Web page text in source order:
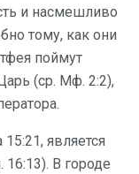
и насмешливо
тому, как они
поймут
(ср. Мф. 2:2),
является
В городе